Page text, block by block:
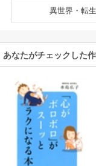
異世界・転生
あなたがチェックした